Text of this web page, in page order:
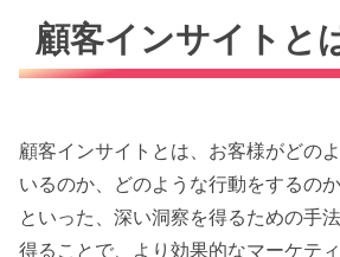
顧客インサイトと
顧客インサイトとは、お客様がどの
いるのか、どのような行動をするの
といった、深い洞察を得るための手
得ることで、より効果的なマーケテ